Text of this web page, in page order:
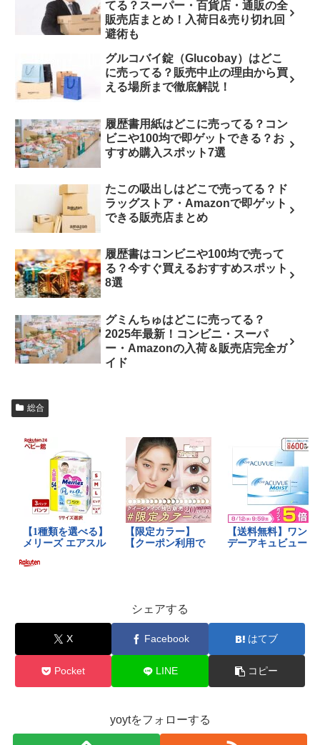
てる？スーパー・百貨店・通販の全
販売店まとめ！入荷日&売り切れ回
避術も
グルコバイ錠（Glucobay）はどこ
に売ってる？販売中止の理由から買
える場所まで徹底解説！
履歴書用紙はどこに売ってる？コン
ビニや100均で即ゲットできる？お
すすめ購入スポット7選
たこの吸出しはどこで売ってる？ド
ラッグストア・Amazonで即ゲット
できる販売店まとめ
履歴書はコンビニや100均で売って
る？今すぐ買えるおすすめスポット
8選
グミんちゅはどこに売ってる？
2025年最新！コンビニ・スーパ
ー・Amazonの入荷＆販売店完全ガ
イド
総合
シェアする
X Facebook はてブ
Pocket LINE コピー
yoytをフォローする